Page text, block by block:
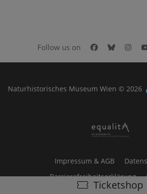
Follow us on Facebook
Bluesky
Ticketshop
Naturhistorisches Museum Wien © 2026
Impressum & AGB
Barrierefreiheitserklärung